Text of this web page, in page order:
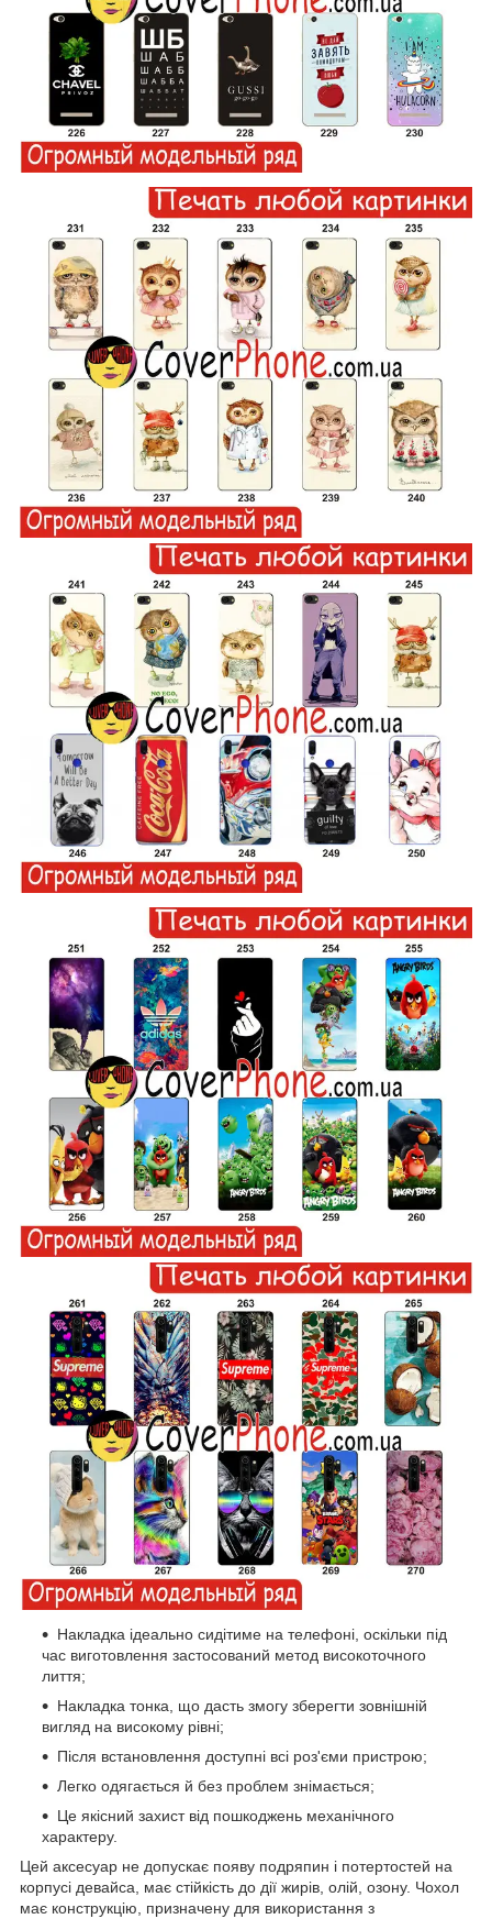
Накладка ідеально сидітиме на телефоні, оскільки під
час виготовлення застосований метод високоточного
лиття;
Накладка тонка, що дасть змогу зберегти зовнішній
вигляд на високому рівні;
Після встановлення доступні всі роз'єми пристрою;
Легко одягається й без проблем знімається;
Це якісний захист від пошкоджень механічного
характеру.
Цей аксесуар не допускає появу подряпин і потертостей на
корпусі девайса, має стійкість до дії жирів, олій, озону. Чохол
має конструкцію, призначену для використання з